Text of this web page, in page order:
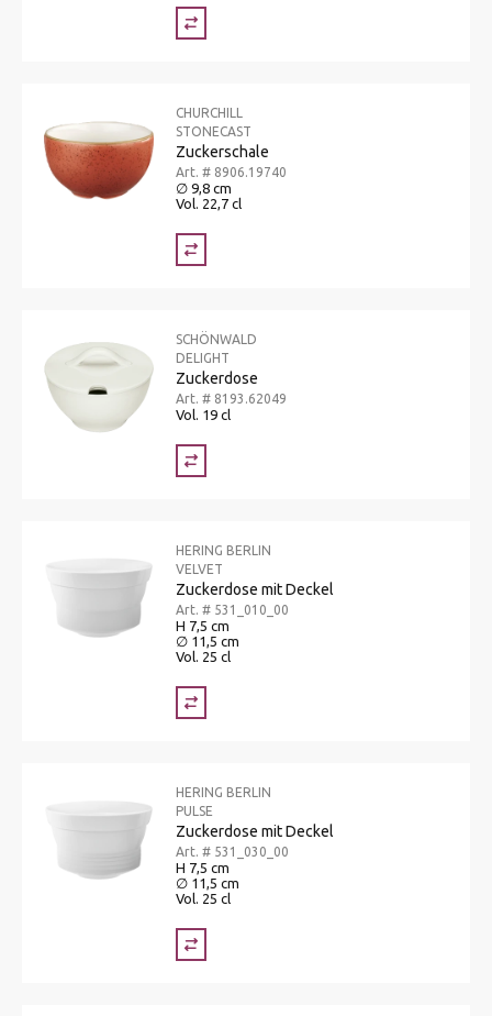
CHURCHILL
STONECAST
Zuckerschale
Art. # 8906.19740
∅ 9,8 cm
Vol. 22,7 cl
SCHÖNWALD
DELIGHT
Zuckerdose
Art. # 8193.62049
Vol. 19 cl
HERING BERLIN
VELVET
Zuckerdose mit Deckel
Art. # 531_010_00
H 7,5 cm
∅ 11,5 cm
Vol. 25 cl
HERING BERLIN
PULSE
Zuckerdose mit Deckel
Art. # 531_030_00
H 7,5 cm
∅ 11,5 cm
Vol. 25 cl